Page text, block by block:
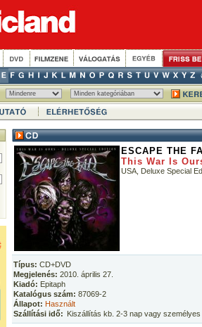
ESCAPE THE
This War Is
USA, Deluxe Special
Típus: CD+DVD
Megjelenés: 2010. április 27.
Kiadó: Epitaph
Katalógus szám: 87069-2
Állapot: Használt
Szállítási idő: Kiszállítás kb. 2-3 nap vagy